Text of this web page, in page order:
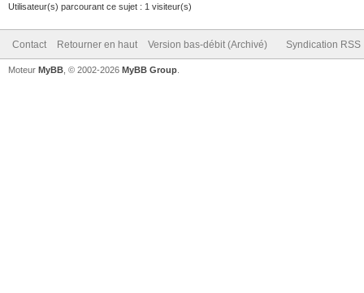
Utilisateur(s) parcourant ce sujet : 1 visiteur(s)
Contact Retourner en haut Version bas-débit (Archivé) Syndication RSS
Moteur MyBB , © 2002-2026 MyBB Group